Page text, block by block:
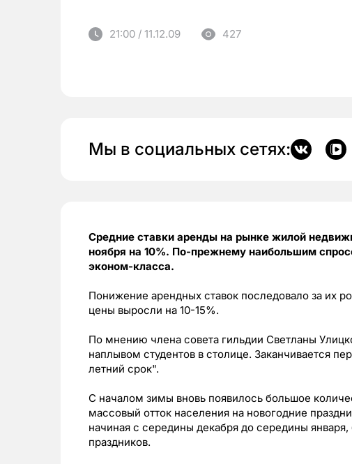
21:00 / 11.12.09 427
Мы в социальных сетях:
Средние ставки аренды на рынке жилой
ноября на 10%. По-прежнему наибольшим
эконом-класса.
Понижение арендных ставок последовало за их
цены выросли на 10-15%.
По мнению члена совета гильдии Светланы
наплывом студентов в столице. Заканчивается
летний срок".
С началом зимы вновь появилось большое
массовый отток населения на новогодние
начиная с середины декабря до середины
праздников.